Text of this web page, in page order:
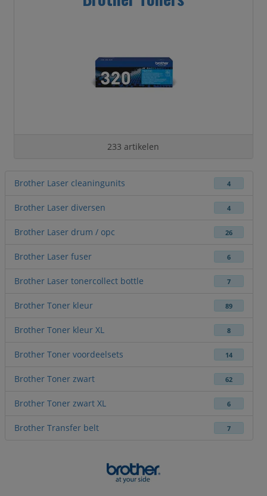
233 artikelen
Brother Laser cleaningunits 4
Brother Laser diversen 4
Brother Laser drum / opc 26
Brother Laser fuser 6
Brother Laser tonercollect bottle 7
Brother Toner kleur 89
Brother Toner kleur XL 8
Brother Toner voordeelsets 14
Brother Toner zwart 62
Brother Toner zwart XL 6
Brother Transfer belt 7